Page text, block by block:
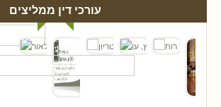
עורכי דין ממליצים